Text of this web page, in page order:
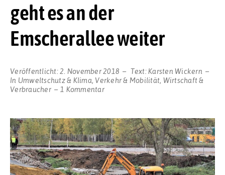
geht es an der
Emscherallee weiter
Veröffentlicht:2. November 2018 Text:Karsten Wickern
In Umweltschutz & Klima, Verkehr & Mobilität, Wirtschaft &
Verbraucher
1 Kommentarzu
geht
es
an
der
Emscherallee
weiter